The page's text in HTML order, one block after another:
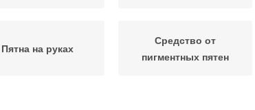
Пятна на руках
Средство от
пигментных пятен